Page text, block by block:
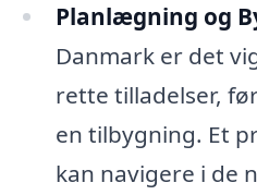
Planlægning og
Danmark er det
rette tilladelser,
en tilbygning. Et
kan navigere i de